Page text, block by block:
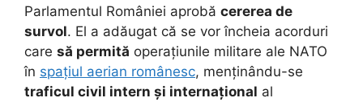
Parlamentul României aprobă cererea de
survol. El a adăugat că se vor încheia acorduri
care să permită operațiunile militare ale NATO
în spațiul aerian românesc, menținându-se
traficul civil intern și internațional al